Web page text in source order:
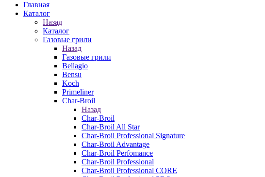
Главная
Каталог
Назад
Каталог
Газовые грили
Назад
Газовые грили
Bellagio
Bensu
Koch
Primeliner
Char-Broil
Назад
Char-Broil
Char-Broil All Star
Char-Broil Professional Signature
Char-Broil Advantage
Char-Broil Perfomance
Char-Broil Professional
Char-Broil Professional CORE